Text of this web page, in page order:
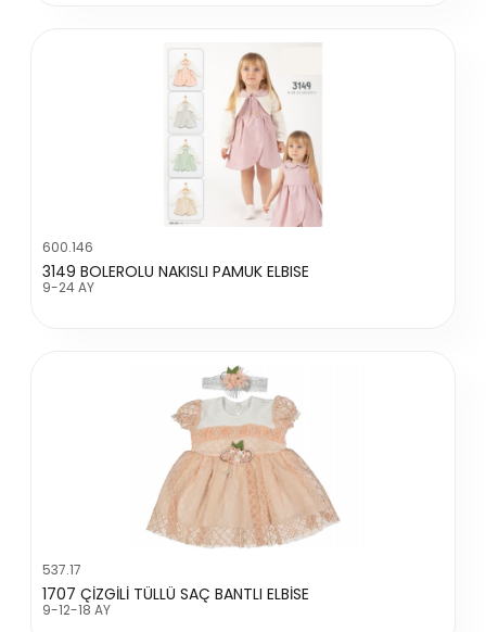
600.146
3149 BOLEROLU NAKISLI PAMUK ELBISE
9-24 AY
537.17
1707 ÇİZGİLİ TÜLLÜ SAÇ BANTLI ELBİSE
9-12-18 AY